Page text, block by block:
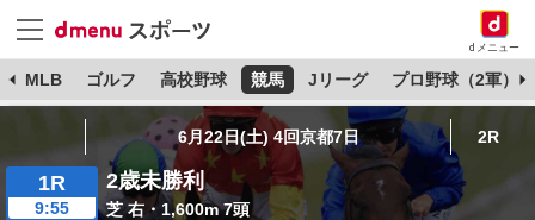
dメニュー
MLB ゴルフ 高校野球 競馬 Jリーグ プロ野球（2軍）
6月22日(土) 4回京都7日 2R
1R
9:55
2歳未勝利
芝 右・1,600m 7頭